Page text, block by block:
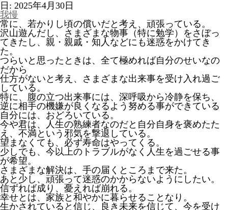
日: 2025年4月30日
我慢
常に、若かりし頃の償いだと考え、頑張っている。
沢山遊んだし、さまざまな物事（特に勉学）をさぼっ
てきたし、親・親戚・知人などにも迷惑をかけてき
た。
つらいと思ったときは、全て極めれば自分のせいなの
だから
仕方がないと考え、さまざまな出来事を受け入れ過ご
している。
特に、腹の立つ出来事には、深呼吸から冷静を保ち、
逆に相手の機嫌が良くなるよう努める事ができている
自分には、おどろいている。
今や君は、人生の熟練者なのだと自分自身を褒めたた
え、不満という邪気を撃退している。
望まなくても、必ず寿命はやってくる。
少しでも、今以上のトラブルがなく人生を過ごせる事
が希望。
さまざまな解決は、手の届くところまで来た。
あと少し、頑張って迷惑のかからないようにしたい。
信ずれば成り、憂えれば崩れる。
幸せとは、家族と和やかに暮らせることなり。
生かされていると信じ、良き未来を信じて、今を受け